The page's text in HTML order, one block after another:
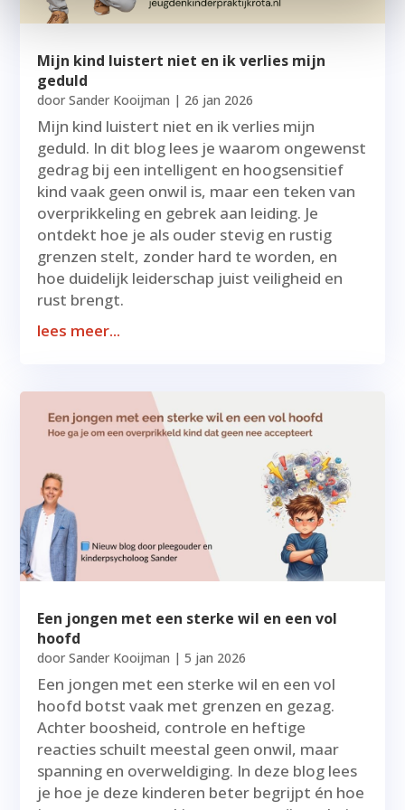
Mijn kind luistert niet en ik verlies mijn
geduld
doorSander Kooijman | 26 jan 2026
Mijn kind luistert niet en ik verlies mijn
geduld. In dit blog lees je waarom ongewenst
gedrag bij een intelligent en hoogsensitief
kind vaak geen onwil is, maar een teken van
overprikkeling en gebrek aan leiding. Je
ontdekt hoe je als ouder stevig en rustig
grenzen stelt, zonder hard te worden, en
hoe duidelijk leiderschap juist veiligheid en
rust brengt.
lees meer...
Een jongen met een sterke wil en een vol
hoofd
doorSander Kooijman |5 jan 2026
Een jongen met een sterke wil en een vol
hoofd botst vaak met grenzen en gezag.
Achter boosheid, controle en heftige
reacties schuilt meestal geen onwil, maar
spanning en overweldiging. In deze blog lees
je hoe je deze kinderen beter begrijpt én hoe